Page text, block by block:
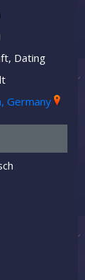
Dating
Germany